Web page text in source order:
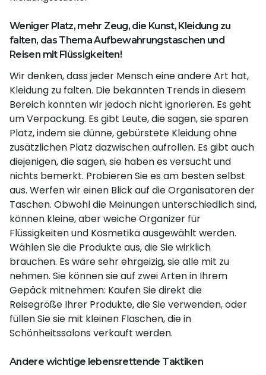
Weniger Platz, mehr Zeug, die Kunst, Kleidung zu
falten, das Thema Aufbewahrungstaschen und
Reisen mit Flüssigkeiten!
Wir denken, dass jeder Mensch eine andere Art hat,
Kleidung zu falten. Die bekannten Trends in diesem
Bereich konnten wir jedoch nicht ignorieren. Es geht
um Verpackung. Es gibt Leute, die sagen, sie sparen
Platz, indem sie dünne, gebürstete Kleidung ohne
zusätzlichen Platz dazwischen aufrollen. Es gibt auch
diejenigen, die sagen, sie haben es versucht und
nichts bemerkt. Probieren Sie es am besten selbst
aus. Werfen wir einen Blick auf die Organisatoren der
Taschen. Obwohl die Meinungen unterschiedlich sind,
können kleine, aber weiche Organizer für
Flüssigkeiten und Kosmetika ausgewählt werden.
Wählen Sie die Produkte aus, die Sie wirklich
brauchen. Es wäre sehr ehrgeizig, sie alle mit zu
nehmen. Sie können sie auf zwei Arten in Ihrem
Gepäck mitnehmen: Kaufen Sie direkt die
Reisegröße Ihrer Produkte, die Sie verwenden, oder
füllen Sie sie mit kleinen Flaschen, die in
Schönheitssalons verkauft werden.
Andere wichtige lebensrettende Taktiken